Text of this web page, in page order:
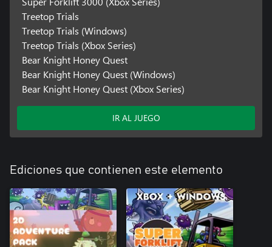
Treetop Trials
Treetop Trials (Windows)
Treetop Trials (Xbox Series)
Bear Knight Honey Quest
Bear Knight Honey Quest (Windows)
Bear Knight Honey Quest (Xbox Series)
IR AL JUEGO
Ediciones que contienen este elemento